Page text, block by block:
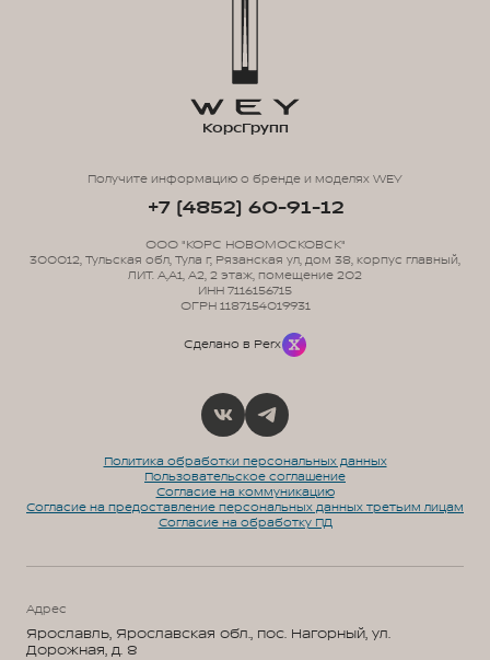
Политика обработки персональных данных
Пользовательское соглашение
Согласие на коммуникацию
Согласие на предоставление персональных данных третьим лицам
Согласие на обработку ПД
КорсГрупп
Получите информацию о бренде и моделях WEY
+7 (4852) 60-91-12
ООО "КОРС НОВОМОСКОВСК"
300012, Тульская обл, Тула г, Рязанская ул, дом 38, корпус главный,
ЛИТ. А,А1, А2, 2 этаж, помещение 202
ИНН 7116156715
ОГРН 1187154019931
Сделано в Perx
Адрес
Ярославль, Ярославская обл., пос. Нагорный, ул.
Дорожная, д. 8